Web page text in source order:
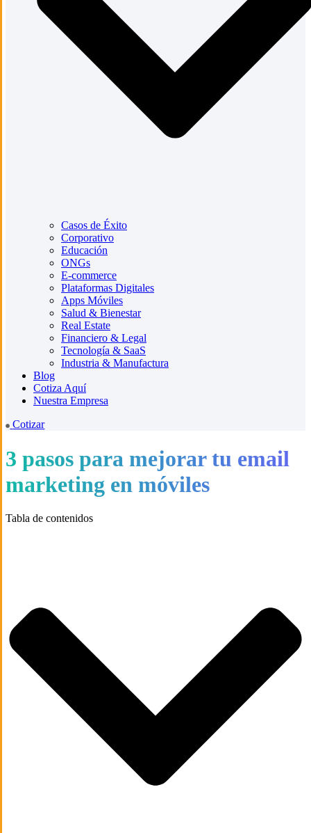
Casos de Éxito
Corporativo
Educación
ONGs
E-commerce
Plataformas Digitales
Apps Móviles
Salud & Bienestar
Real Estate
Financiero & Legal
Tecnología & SaaS
Industria & Manufactura
Blog
Cotiza Aquí
Nuestra Empresa
Cotizar
3 pasos para mejorar tu email
marketing en móviles
Tabla de contenidos